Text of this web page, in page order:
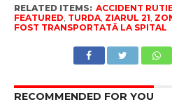
RELATED ITEMS: ACCIDENT
FEATURED, TURDA, ZIARUL 21,
FOST TRANSPORTATĂ LA SPITAL
RECOMMENDED FOR YOU